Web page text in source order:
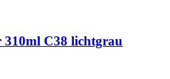
C38 lichtgrau